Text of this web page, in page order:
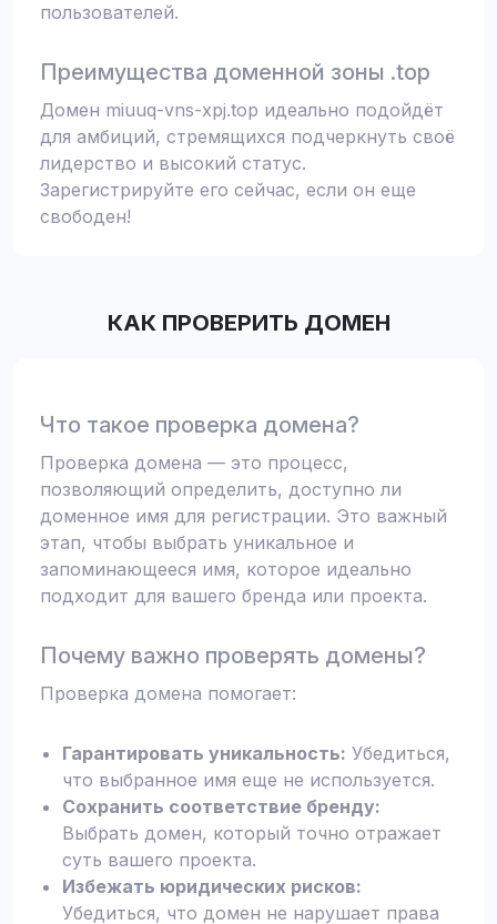
пользователей.
Преимущества доменной зоны .top
Домен miuuq-vns-xpj.top идеально подойдёт
для амбиций, стремящихся подчеркнуть своё
лидерство и высокий статус.
Зарегистрируйте его сейчас, если он еще
свободен!
КАК ПРОВЕРИТЬ ДОМЕН
Что такое проверка домена?
Проверка домена — это процесс,
позволяющий определить, доступно ли
доменное имя для регистрации. Это важный
этап, чтобы выбрать уникальное и
запоминающееся имя, которое идеально
подходит для вашего бренда или проекта.
Почему важно проверять домены?
Проверка домена помогает:
Гарантировать уникальность: Убедиться,
что выбранное имя еще не используется.
Сохранить соответствие бренду:
Выбрать домен, который точно отражает
суть вашего проекта.
Избежать юридических рисков:
Убедиться, что домен не нарушает права